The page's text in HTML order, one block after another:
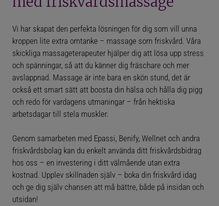
ANVÄND FRISKVÅRDSBIDRAGET
ANVÄND GREATDAYS & SMARTBOX
FÖR GRAVIDA
FÖRETAGSMASSAGE
PÅ JOBBET / MOTTAGNINGEN?
MASSAGER VI ERBJUDER
VÅR MASSAGEMOTTAGNING
Vi har skapat den perfekta lösningen för dig som vill unna
kroppen lite extra omtanke – massage som friskvård. Våra
skickliga massageterapeuter hjälper dig att lösa upp stress
och spänningar, så att du känner dig fräschare och mer
avslappnad. Massage är inte bara en skön stund, det är
också ett smart sätt att boosta din hälsa och hålla dig pigg
och redo för vardagens utmaningar – från hektiska
arbetsdagar till stela muskler.
Genom samarbeten med Epassi, Benify, Wellnet och andra
friskvårdsbolag kan du enkelt använda ditt friskvårdsbidrag
hos oss – en investering i ditt välmående utan extra
kostnad. Upplev skillnaden själv – boka din friskvård idag
och ge dig själv chansen att må bättre, både på insidan och
utsidan!